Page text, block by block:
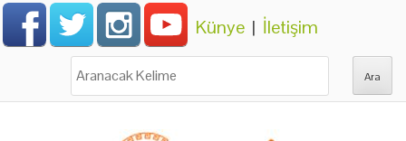
Künye | İletişim